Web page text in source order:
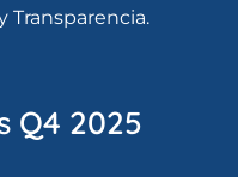
Transparencia.
Q4 2025